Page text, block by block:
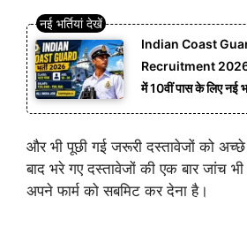
Indian Coast
Recruitment 2026:
में 10वीं पास के लिए नई
और भी पूछी गई जरूरी दस्तावेजों को
बाद भरे गए दस्तावेजों की एक बार जांच
अपने फार्म को सबमिट कर देना है।